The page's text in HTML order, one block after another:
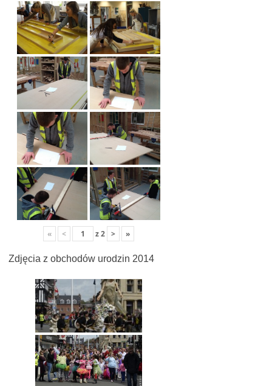
« < z2 > »
Zdjęcia z obchodów urodzin 2014